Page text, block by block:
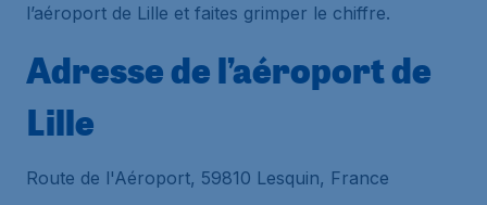
l’aéroport de Lille et faites grimper le chiffre.
Adresse de l’aéroport de
Lille
Route de l'Aéroport, 59810 Lesquin, France